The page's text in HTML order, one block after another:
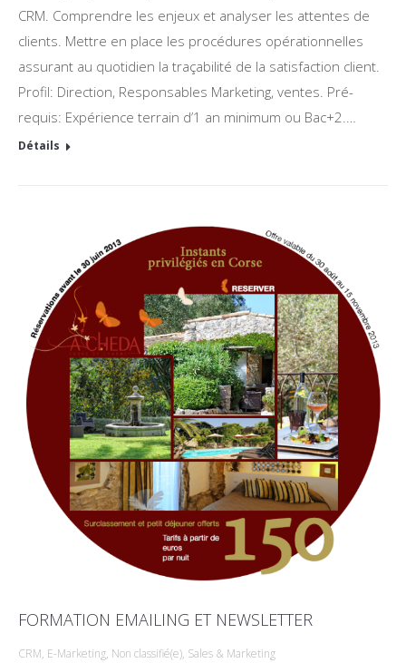
CRM. Comprendre les enjeux et analyser les attentes de
clients. Mettre en place les procédures opérationnelles
assurant au quotidien la traçabilité de la satisfaction client.
Profil: Direction, Responsables Marketing, ventes. Pré-
requis: Expérience terrain d’1 an minimum ou Bac+2.…
Détails
FORMATION EMAILING ET NEWSLETTER
CRM, E-Marketing, Non classifié(e), Sales & Marketing